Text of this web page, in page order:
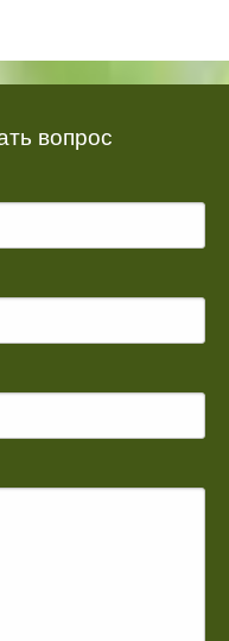
вопрос